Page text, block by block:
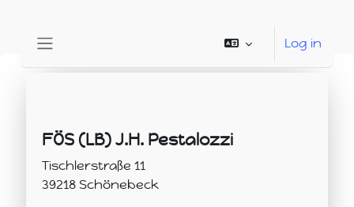
Log in
FÖS (LB) J.H. Pestalozzi
Tischlerstraße 11
39218 Schönebeck